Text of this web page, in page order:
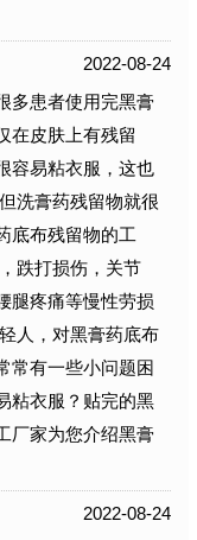
2022-08-24
多患者使用完黑膏
在皮肤上有残留
容易粘衣服，这也
洗膏药残留物就很
底布残留物的工
跌打损伤，关节
腿疼痛等慢性劳损
人，对黑膏药底布
常有一些小问题困
粘衣服？贴完的黑
厂家为您介绍黑膏
2022-08-24